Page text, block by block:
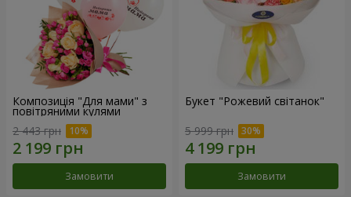
Композиція "Для мами" з
повітряними кулями
2 443 грн
Замовити
Букет "Рожевий світанок"
5 999 грн
Замовити